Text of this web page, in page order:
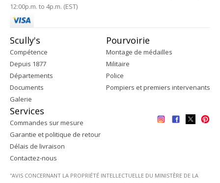
12:00p.m. to 4p.m. (EST)
Scully's
Compétence
Depuis 1877
Départements
Documents
Galerie
Pourvoirie
Montage de médailles
Militaire
Police
Pompiers et premiers intervenants
Services
Commandes sur mesure
Garantie et politique de retour
Délais de livraison
Contactez-nous
''AVIS CONCERNANT LA PROPRIÉTÉ INTELLECTUELLE DU MINISTÈRE DE LA